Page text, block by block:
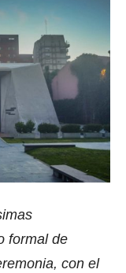
formal de
con el